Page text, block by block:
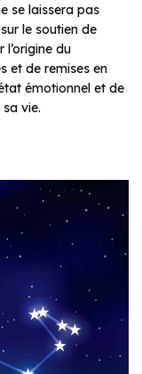
se laissera pas
le soutien de
du
et de remises en
émotionnel et de
vie.